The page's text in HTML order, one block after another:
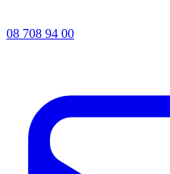
08 708 94 00